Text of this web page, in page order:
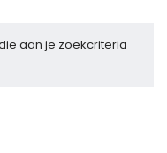
aan je zoekcriteria